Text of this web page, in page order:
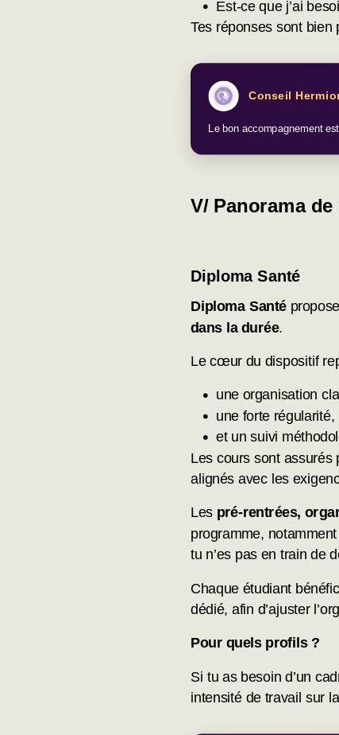
Est-ce que j’ai
Tes réponses sont bien
Conseil
Le bon accompagnement
V/ Panorama
Diploma Santé
Diploma Santé
dans la durée.
Le cœur du dispositif
une organisation
une forte régularité,
et un suivi
Les cours sont assurés
alignés avec les
Les pré-rentrées,
programme,
tu n’es pas en train de
Chaque étudiant
dédié, afin d’ajuster
Pour quels profils ?
Si tu as besoin d’un
intensité de travail sur